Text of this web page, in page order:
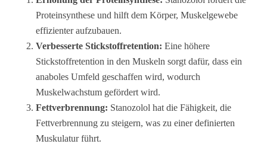
Proteinsynthese und hilft dem Körper, Muskelgewebe
effizienter aufzubauen.
Verbesserte Stickstoffretention: Eine höhere
Stickstoffretention in den Muskeln sorgt dafür, dass ein
anaboles Umfeld geschaffen wird, wodurch
Muskelwachstum gefördert wird.
Fettverbrennung: Stanozolol hat die Fähigkeit, die
Fettverbrennung zu steigern, was zu einer definierten
Muskulatur führt.